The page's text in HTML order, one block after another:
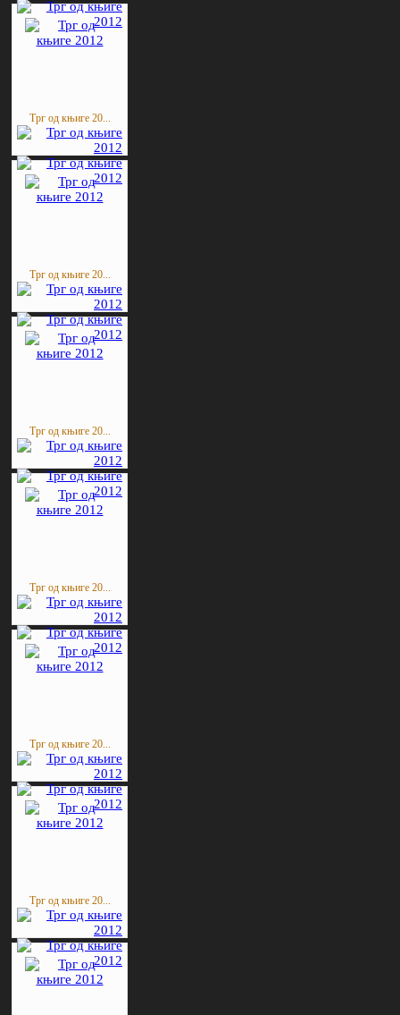
Трг од књиге 20...
Трг од књиге 20...
Трг од књиге 20...
Трг од књиге 20...
Трг од књиге 20...
Трг од књиге 20...